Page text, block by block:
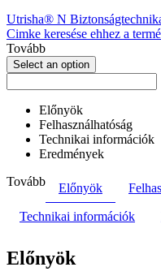
Utrisha® N
Cimke keresése ehhez a
Tovább
Select an option
Előnyök
Felhasználhatóság
Technikai információk
Eredmények
Tovább
Előnyök
Technikai információk
Előnyök